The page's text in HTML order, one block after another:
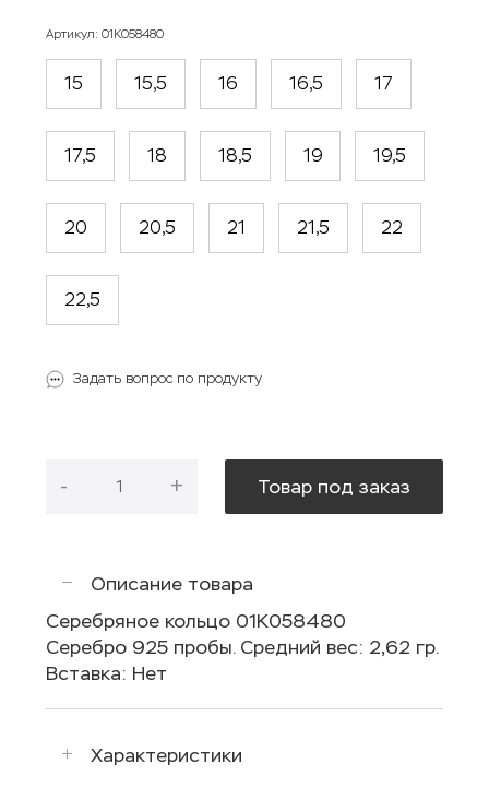
Артикул: 01К058480
15 15,5 16 16,5 17
17,5 18 18,5 19 19,5
20 20,5 21 21,5 22
22,5
Задать вопрос по продукту
- + Товар под заказ
Описание товара
Серебряное кольцо 01К058480
Серебро 925 пробы. Средний вес: 2,62 гр.
Вставка: Нет
Характеристики